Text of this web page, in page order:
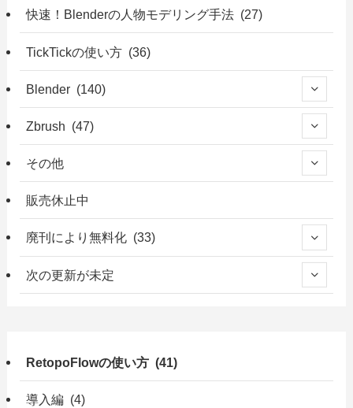
快速！Blenderの人物モデリング手法 (27)
TickTickの使い方 (36)
Blender (140)
Zbrush (47)
その他
販売休止中
廃刊により無料化 (33)
次の更新が未定
RetopoFlowの使い方 (41)
導入編 (4)